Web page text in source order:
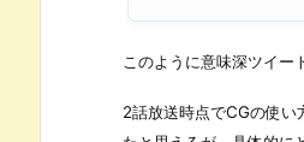
このように意味深ツイー
2話放送時点でCGの使い